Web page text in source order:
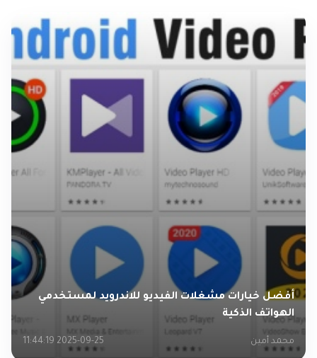
أفضل خيارات مشغلات الفيديو للاندرويد لمستخدمي
الهواتف الذكية
محمد أمين 2025-09-25 11:44:19